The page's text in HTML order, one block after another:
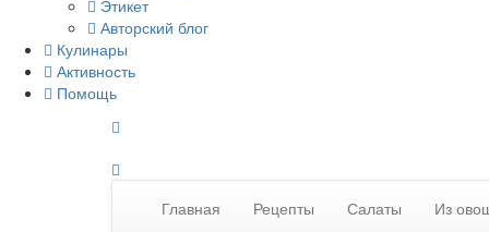
Этикет
Авторский блог
Кулинары
Активность
Помощь
Главная Рецепты Салаты Из